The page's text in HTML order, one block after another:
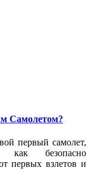
Самолетом?
первый самолет,
как безопасно
первых взлетов и